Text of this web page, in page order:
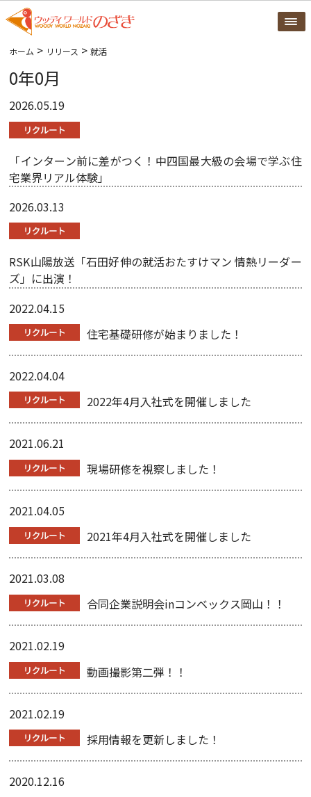
ホーム > リリース >就活
0年0月
2026.05.19
「インターン前に差がつく！中四国最大級の会場で学ぶ住
宅業界リアル体験」
2026.03.13
RSK山陽放送「石田好伸の就活おたすけマン 情熱リーダー
ズ」に出演！
2022.04.15
住宅基礎研修が始まりました！
2022.04.04
2022年4月入社式を開催しました
2021.06.21
現場研修を視察しました！
2021.04.05
2021年4月入社式を開催しました
2021.03.08
合同企業説明会inコンベックス岡山！！
2021.02.19
動画撮影第二弾！！
2021.02.19
採用情報を更新しました！
2020.12.16